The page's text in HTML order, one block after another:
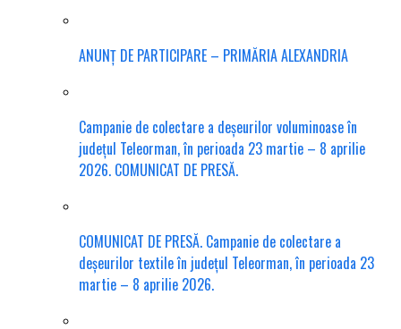
ANUNȚ DE PARTICIPARE – PRIMĂRIA ALEXANDRIA
Campanie de colectare a deșeurilor voluminoase în
județul Teleorman, în perioada 23 martie – 8 aprilie
2026. COMUNICAT DE PRESĂ.
COMUNICAT DE PRESĂ. Campanie de colectare a
deșeurilor textile în județul Teleorman, în perioada 23
martie – 8 aprilie 2026.